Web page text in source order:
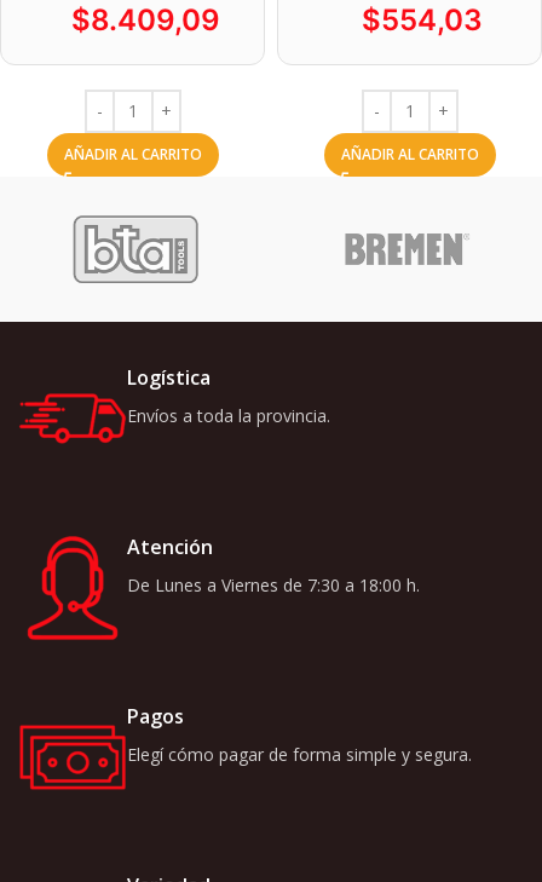
$8.409,09
AÑADIR AL CARRITO
$554,03
AÑADIR AL CARRITO
Logística
Envíos a toda la provincia.
Atención
De Lunes a Viernes de 7:30 a 18:00 h.
Pagos
Elegí cómo pagar de forma simple y segura.